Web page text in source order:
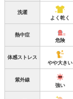
洗濯
よく乾く
熱中症
危険
体感ストレス
やや大きい
紫外線
強い